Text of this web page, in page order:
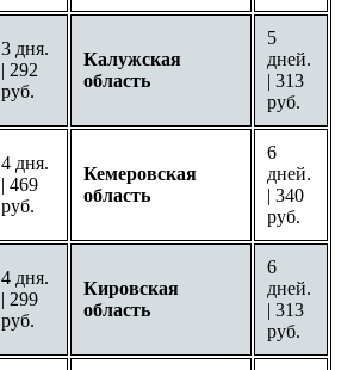
3 дня.
| 292
руб.
Калужская
область
5
дней.
| 313
руб.
4 дня.
| 469
руб.
Кемеровская
область
6
дней.
| 340
руб.
4 дня.
| 299
руб.
Кировская
область
6
дней.
| 313
руб.